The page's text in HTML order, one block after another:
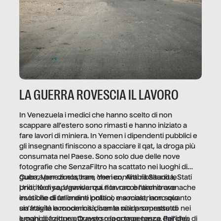
LA GUERRA ROVESCIA IL LAVORO
In Venezuela i medici che hanno scelto di non
scappare all’estero sono rimasti e hanno iniziato a
fare lavori di miniera. In Yemen i dipendenti pubblici e
gli insegnanti finiscono a spacciare il qat, la droga più
consumata nel Paese. Sono solo due delle nove
fotografie che SenzaFiltro ha scattato nei luoghi di
guerra per dimostrare che i conflitti ribaltano le
priorità di sopravvivenza. Il lavoro è l’architrave
invisibile di un ordine politico e sociale, non solo
un’attività economica: diventa nitida soprattutto nei
luoghi di frattura. Questo reportage nasce dall’idea
Cuba, Venezuela, Iran, Yemen, Arabia Saudita, Stati
Uniti, Kenya, Uganda: qui non raccontiamo cronache
esotiche di fallimenti lontani, ma mostriamo quanto
sia fragile la modernità, con le sue promesse di
emancipazione attraverso la competenza. Perché, di